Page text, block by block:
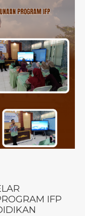
IFP